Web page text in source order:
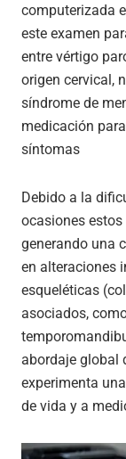
computerizada
este examen
entre vértigo
origen cervical,
síndrome de
medicación
síntomas
Debido a la
ocasiones
generando una
en alteraciones
esqueléticas
asociados,
abordaje global
experimenta
de vida y a